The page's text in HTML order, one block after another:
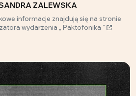
ZALEWSKA
informacje znajdują się na stronie
wydarzenia „ Paktofonika ”